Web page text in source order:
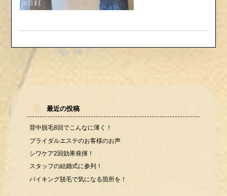
最近の投稿
背中脱毛8回でこんなに薄く！
ブライダルエステのお客様のお声
シワケア2回効果発揮！
スタッフの結婚式に参列！
バイキング脱毛で気になる箇所を！